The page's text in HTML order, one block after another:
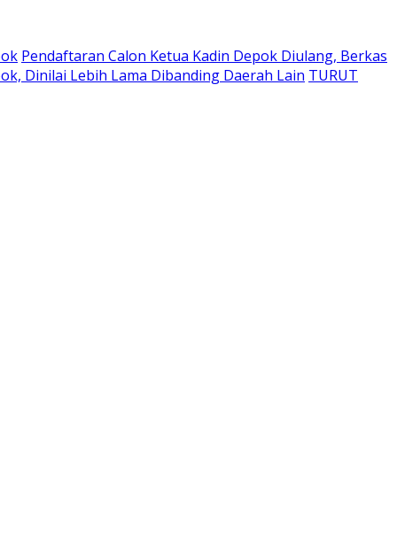
Pendaftaran Calon Ketua Kadin Depok Diulang, Berkas
Dinilai Lebih Lama Dibanding Daerah Lain TURUT